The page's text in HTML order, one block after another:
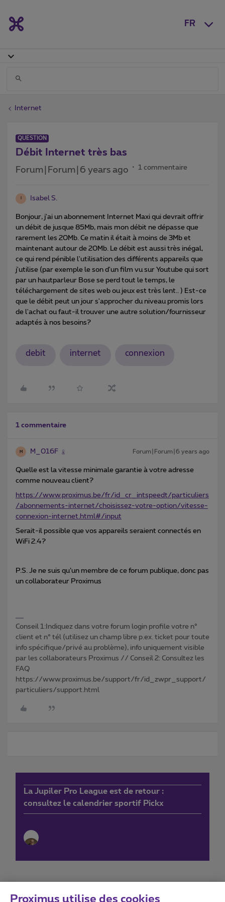
FR
Internet
QUESTION
Débit Internet très bas
Forum|Forum|6 years ago 1 commentaire
Isabel S.
Bonjour, j'ai un abonnement Internet Maxi qui devrait offrir
un débit de jusque 85Mb, mais mon débit ne dépasse que
rarement les 20Mb. Ce matin il était à moins de 3Mb et
maintenant autour de 20Mb. Le débit est aussi très inégal,
ce qui rend pénible l'utilisation des différents appareils que
j'utilise (par exemple le son d'un film vu sur Youtube qui sort
par un hautparleur Bose se perd tout le temps, le
téléchargement de sites web ou jeux est très lent.. ) Est-ce
que le débit peut un jour s'approcher du niveau promis lors
de l'achat ou faut-il trouver une autre solution/fournisseur
adaptés à nos besoins?
debit internet connexion
1 commentaire
M M_016F Forum|Forum|6 years ago
Quelle est la vitesse minimale garantie à votre adresse
comme nouveau client?
https://www.proximus.be/fr/id_cr_intspeedt/particuliers
/abonnements-internet/choisissez-votre-option/vitesse-
connexion-internet.html#/input
Serait-il possible que vos appareils seraient connectés en
WiFi 2.4?
P.S. Je ne suis qu’un membre de ce forum publique, donc pas
un collaborateur Proximus
Conseil 1:Indiquez dans votre forum login profile votre n°
client et n° tél (utilisez un champ libre p.ex. ticket pour toute
info spécifique/privé au problème), info uniquement visible
par les collaborateurs Proximus // Conseil 2: Consultez les
FAQ
https://www.proximus.be/support/fr/id_zwpr_support/
particuliers/support.html
La Jupiler Pro League est de retour :
consultez le calendrier sportif Pickx
Proximus utilise des cookies